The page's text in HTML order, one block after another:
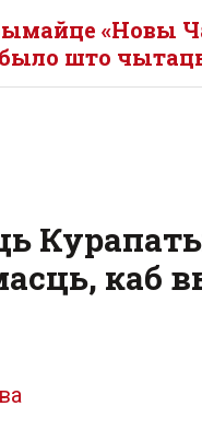
«Новы
што
каб